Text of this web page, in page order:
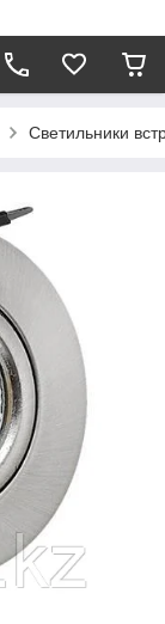
Светильники